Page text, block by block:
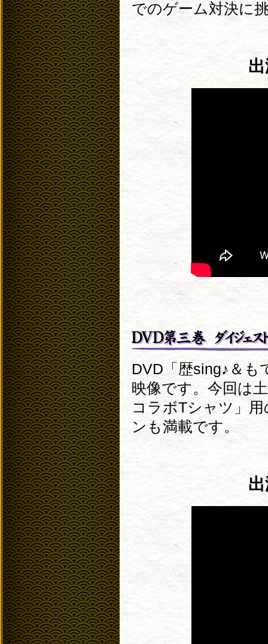
でのゲーム対決に
DVD「歴sing♪＆
映像です。今回は
コラボTシャツ」
ンも満載です。